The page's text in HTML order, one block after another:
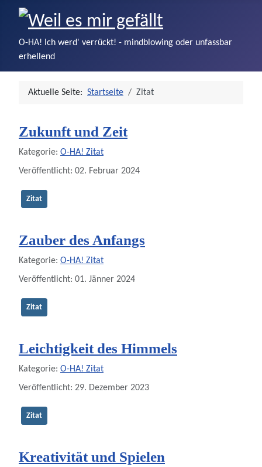
O-HA! Ich werd' verrückt! - mindblowing oder unfassbar
erhellend
Aktuelle Seite: Startseite Zitat
Zukunft und Zeit
Details
Kategorie: O-HA! Zitat
Veröffentlicht: 02. Februar 2024
Zitat
Zauber des Anfangs
Details
Kategorie: O-HA! Zitat
Veröffentlicht: 01. Jänner 2024
Zitat
Leichtigkeit des Himmels
Details
Kategorie: O-HA! Zitat
Veröffentlicht: 29. Dezember 2023
Zitat
Kreativität und Spielen